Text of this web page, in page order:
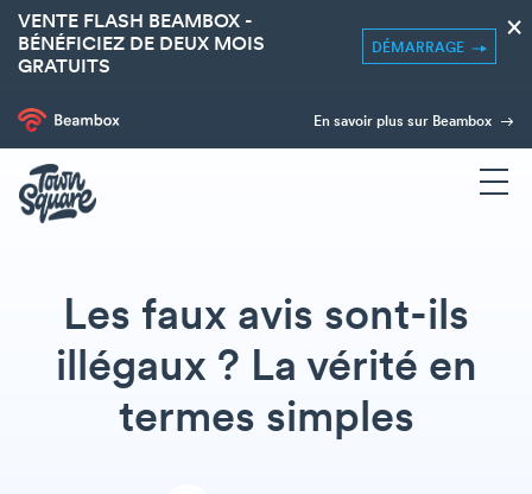
VENTE FLASH BEAMBOX -
BÉNÉFICIEZ DE DEUX MOIS
GRATUITS
DÉMARRAGE
×
En savoir plus sur Beambox
Les faux avis sont-ils
illégaux ? La vérité en
termes simples